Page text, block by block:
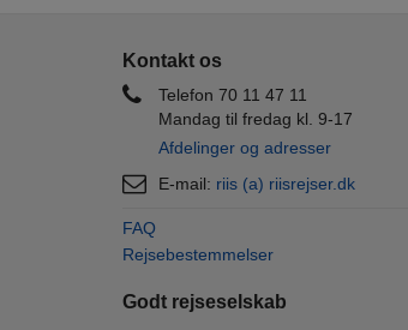
Kontakt os
Telefon 70 11 47 11
Mandag til fredag kl. 9-17
Afdelinger og adresser
E-mail: riis (a) riisrejser.dk
FAQ
Rejsebestemmelser
Godt rejseselskab